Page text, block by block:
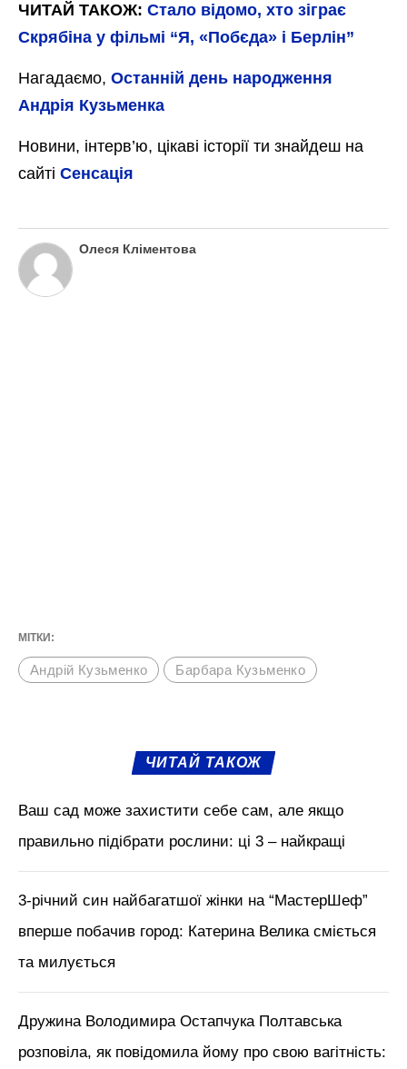
ЧИТАЙ ТАКОЖ: Стало відомо, хто зіграє
Скрябіна у фільмі “Я, «Побєда» і Берлін”
Нагадаємо, Останній день народження
Андрія Кузьменка
Новини, інтерв’ю, цікаві історії ти знайдеш на
сайті Сенсація
Олеся Кліментова
МІТКИ:
Андрій Кузьменко Барбара Кузьменко
ЧИТАЙ ТАКОЖ
Ваш сад може захистити себе сам, але якщо
правильно підібрати рослини: ці 3 – найкращі
3-річний син найбагатшої жінки на “МастерШеф”
вперше побачив город: Катерина Велика сміється
та милується
Дружина Володимира Остапчука Полтавська
розповіла, як повідомила йому про свою вагітність: